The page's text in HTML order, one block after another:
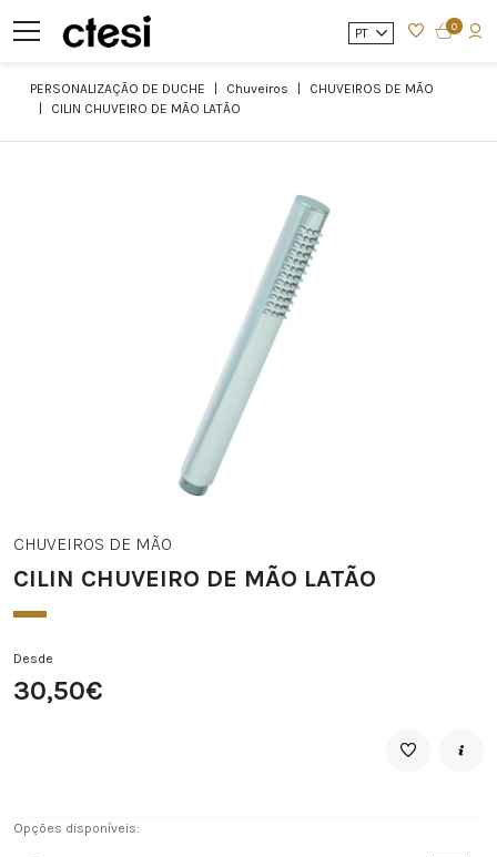
PT 0
PERSONALIZAÇÃO DE DUCHE Chuveiros
CHUVEIROS DE MÃO
CILIN CHUVEIRO DE MÃO LATÃO
CHUVEIROS DE MÃO
CILIN CHUVEIRO DE MÃO LATÃO
Desde
30,50€
Opções disponíveis: